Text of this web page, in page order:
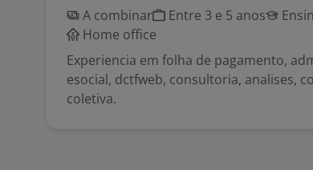
A combinar
Entre 3 e 5 anos
Home office
Experiencia em folha de pagamento,
esocial, dctfweb, consultoria, analises,
coletiva.